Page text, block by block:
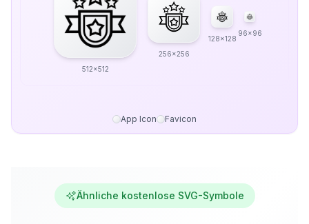
512x512
256x256
128x128
96x96
App Icon Favicon
Ähnliche kostenlose SVG-Symbole